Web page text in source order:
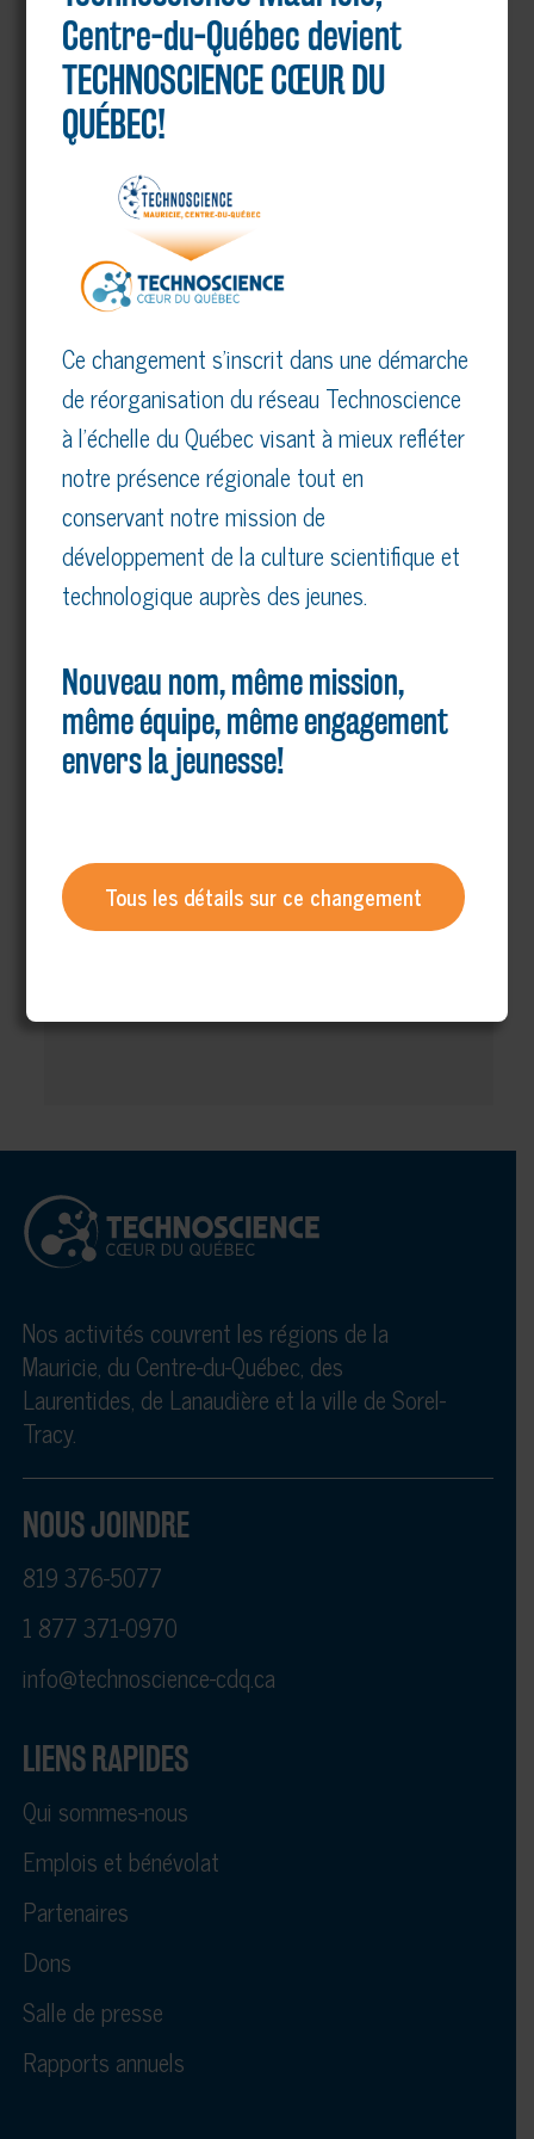
Ville
Je précise mes intérêts
PARENTS d’enfant(s) de 5 à
scientifiques, événements)
Enseignant.e.s au PRIMAIRE
(Concours scientifiques,
animations en classe, outils
pédagogiques)
Enseignant.e.s au
SECONDAIRE (Concours
classe, outils pédagogiques)
Produits de la BOUTIQUE en
ligne (Coffrets d’activités, livres,
nouveautés, etc.)
(Nouvelles, partenaires, etc.)
Nos activités couvrent les régions de la
Mauricie, du Centre-du-Québec, des
Laurentides, de Lanaudière et la ville de Sorel-
Tracy.
NOUS JOINDRE
819 376-5077
1 877 371-0970
info@technoscience-cdq.ca
LIENS RAPIDES
Qui sommes-nous
Emplois et bénévolat
Partenaires
Dons
Salle de presse
Rapports annuels
Centre-du-Québec devient
TECHNOSCIENCE CŒUR DU
QUÉBEC!
Ce changement s’inscrit dans une démarche
de réorganisation du réseau Technoscience
à l’échelle du Québec visant à mieux refléter
notre présence régionale tout en
conservant notre mission de
développement de la culture scientifique et
technologique auprès des jeunes.
Nouveau nom, même mission,
même équipe, même engagement
envers la jeunesse!
Tous les détails sur ce changement